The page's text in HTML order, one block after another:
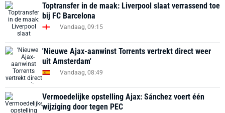
Toptransfer in de maak: Liverpool slaat verrassend toe
bij FC Barcelona
Vandaag, 09:15
'Nieuwe Ajax-aanwinst Torrents vertrekt direct weer
uit Amsterdam'
Vandaag, 08:49
Vermoedelijke opstelling Ajax: Sánchez voert één
wijziging door tegen PEC